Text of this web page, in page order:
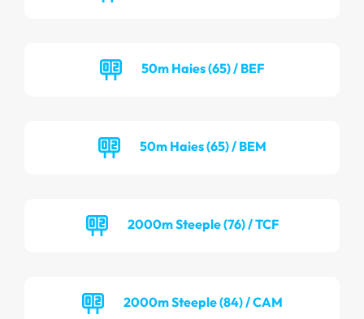
50m Haies (65) / BEF
50m Haies (65) / BEM
2000m Steeple (76) / TCF
2000m Steeple (84) / CAM